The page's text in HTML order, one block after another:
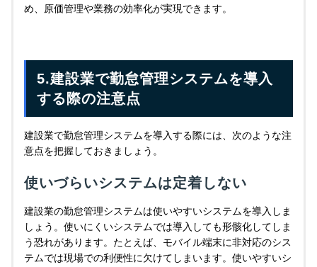
め、原価管理や業務の効率化が実現できます。
5.建設業で勤怠管理システムを導入
する際の注意点
建設業で勤怠管理システムを導入する際には、次のような注
意点を把握しておきましょう。
使いづらいシステムは定着しない
建設業の勤怠管理システムは使いやすいシステムを導入しま
しょう。使いにくいシステムでは導入しても形骸化してしま
う恐れがあります。たとえば、モバイル端末に非対応のシス
テムでは現場での利便性に欠けてしまいます。使いやすいシ